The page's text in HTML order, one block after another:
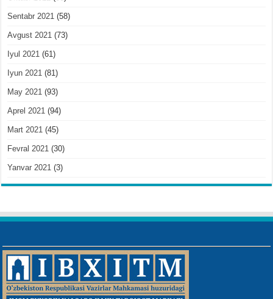
Sentabr 2021 (58)
Avgust 2021 (73)
Iyul 2021 (61)
Iyun 2021 (81)
May 2021 (93)
Aprel 2021 (94)
Mart 2021 (45)
Fevral 2021 (30)
Yanvar 2021 (3)